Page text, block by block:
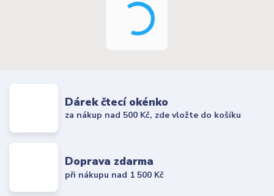
Dárek čtecí okénko
za nákup nad 500 Kč, zde vložte do košíku
Doprava zdarma
při nákupu nad 1 500 Kč